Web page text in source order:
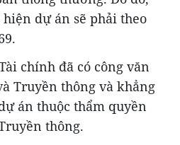
dự án sẽ phải theo
chính đã có công văn
Truyền thông và khẳng
án thuộc thẩm quyền
thông.